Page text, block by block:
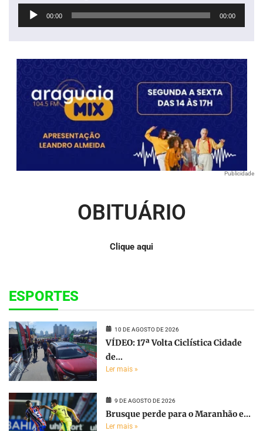
Tocador
00:00 00:00
Publicidade
OBITUÁRIO
Clique aqui
ESPORTES
10 DE AGOSTO DE 2026
VÍDEO: 17ª Volta Ciclística Cidade
de...
Ler mais »
9 DE AGOSTO DE 2026
Brusque perde para o Maranhão e...
Ler mais »